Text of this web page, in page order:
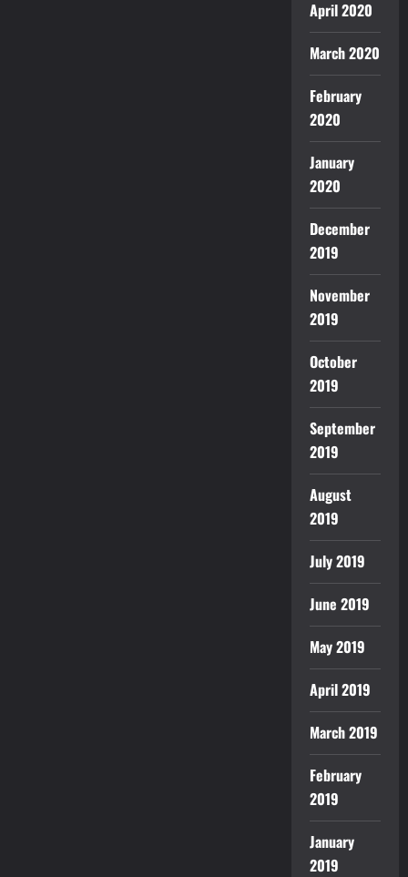
April 2020
March 2020
February
2020
January
2020
December
2019
November
2019
October
2019
September
2019
August
2019
July 2019
June 2019
May 2019
April 2019
March 2019
February
2019
January
2019